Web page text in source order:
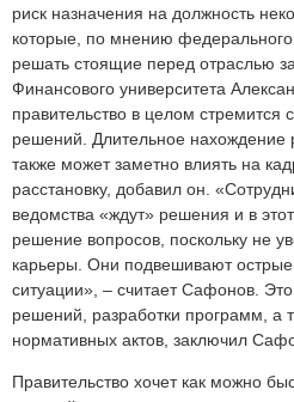
риск назначения на должность
которые, по мнению федерального
решать стоящие перед отраслью
Финансового университета
правительство в целом стремится
решений. Длительное нахождение
также может заметно влиять на
расстановку, добавил он.
ведомства «ждут» решения и в
решение вопросов, поскольку не
карьеры. Они подвешивают
ситуации», – считает Сафонов.
решений, разработки программ, а
нормативных актов, заключил
Правительство хочет как можно